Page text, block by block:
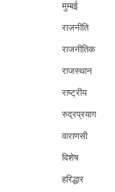
मुम्बई
राजनीति
राजनीतिक
राजस्थान
राष्ट्रीय
रुद्रप्रयाग
वाराणसी
विशेष
हरिद्धार